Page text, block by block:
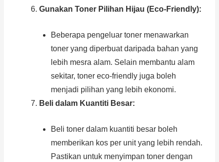
Gunakan Toner Pilihan Hijau (Eco-Friendly):
Beberapa pengeluar toner menawarkan
toner yang diperbuat daripada bahan yang
lebih mesra alam. Selain membantu alam
sekitar, toner eco-friendly juga boleh
menjadi pilihan yang lebih ekonomi.
Beli dalam Kuantiti Besar:
Beli toner dalam kuantiti besar boleh
memberikan kos per unit yang lebih rendah.
Pastikan untuk menyimpan toner dengan